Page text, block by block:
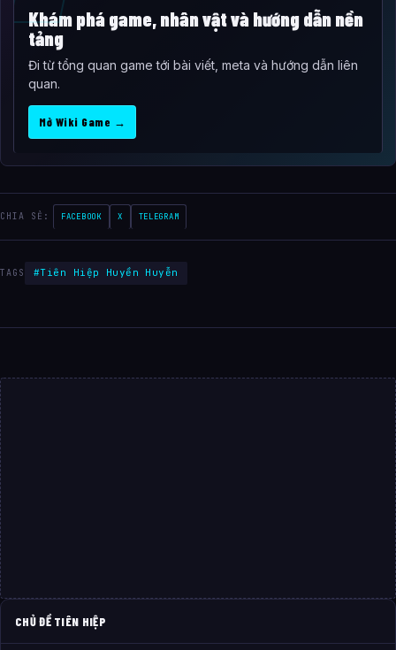
Khám phá game, nhân vật và hướng dẫn nền
tảng
Đi từ tổng quan game tới bài viết, meta và hướng dẫn liên
quan.
Mở Wiki Game →
CHIA SẺ: FACEBOOK X TELEGRAM
TAGS #Tiên Hiệp Huyền Huyễn
CHỦ ĐỀ TIÊN HIỆP